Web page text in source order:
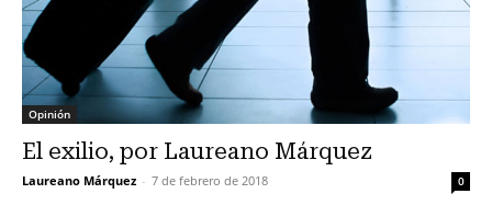
Opinión
El exilio, por Laureano Márquez
Laureano Márquez - 7 de febrero de 2018 0